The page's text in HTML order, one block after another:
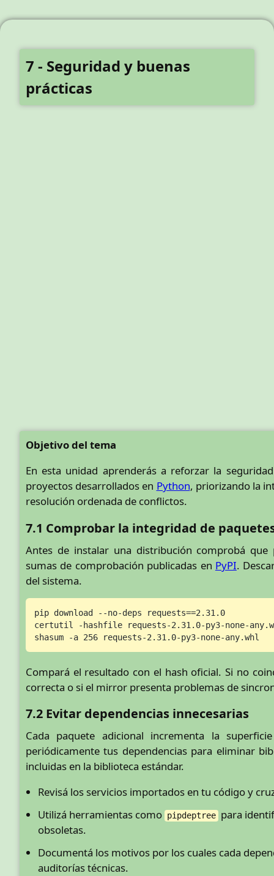
7 - Seguridad y buenas
prácticas
Objetivo del tema
En esta unidad aprenderás a reforzar la
proyectos desarrollados en Python, priorizando la
resolución ordenada de conflictos.
7.1 Comprobar la integridad de
Antes de instalar una distribución comprobá
sumas de comprobación publicadas en PyPI.
del sistema.
pip download --no-deps requests==2.31.0
certutil -hashfile requests-2.31.0-py3-none-
shasum -a 256 requests-2.31.0-py3-
Compará el resultado con el hash oficial. Si no
correcta o si el mirror presenta problemas de
7.2 Evitar dependencias innecesarias
Cada paquete adicional incrementa la
periódicamente tus dependencias para eliminar
incluidas en la biblioteca estándar.
Revisá los servicios importados en tu código y
Utilizá herramientas como pipdeptree para
obsoletas.
Documentá los motivos por los cuales cada
auditorías técnicas.